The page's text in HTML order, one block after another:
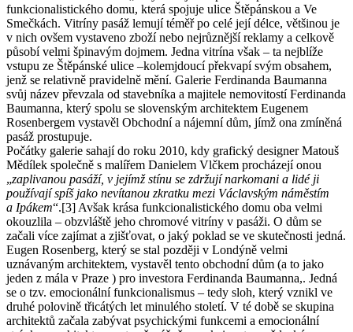
funkcionalistického domu, která spojuje ulice Štěpánskou a Ve
Smečkách. Vitríny pasáž lemují téměř po celé její délce, většinou je
v nich ovšem vystaveno zboží nebo nejrůznější reklamy a celkově
působí velmi špinavým dojmem. Jedna vitrína však – ta nejblíže
vstupu ze Štěpánské ulice –kolemjdoucí překvapí svým obsahem,
jenž se relativně pravidelně mění. Galerie Ferdinanda Baumanna
svůj název převzala od stavebníka a majitele nemovitostí Ferdinanda
Baumanna, který spolu se slovenským architektem Eugenem
Rosenbergem vystavěl Obchodní a nájemní dům, jímž ona zmíněná
pasáž prostupuje.
Počátky galerie sahají do roku 2010, kdy grafický designer Matouš
Mědílek společně s malířem Danielem Vlčkem procházejí onou
„zaplivanou pasáží, v jejímž stínu se zdržují narkomani a lidé ji
používají spíš jako nevítanou zkratku mezi Václavským náměstím
a Ipákem“.[3] Avšak krása funkcionalistického domu oba velmi
okouzlila – obzvláště jeho chromové vitríny v pasáži. O dům se
začali více zajímat a zjišťovat, o jaký poklad se ve skutečnosti jedná.
Eugen Rosenberg, který se stal později v Londýně velmi
uznávaným architektem, vystavěl tento obchodní dům (a to jako
jeden z mála v Praze ) pro investora Ferdinanda Baumanna,. Jedná
se o tzv. emocionální funkcionalismus – tedy sloh, který vznikl ve
druhé polovině třicátých let minulého století. V té době se skupina
architektů začala zabývat psychickými funkcemi a emocionální